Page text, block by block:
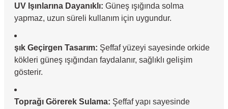
UV Işınlarına Dayanıklı: Güneş ışığında solma
yapmaz, uzun süreli kullanım için uygundur.
şık Geçirgen Tasarım: Şeffaf yüzeyi sayesinde orkide
kökleri güneş ışığından faydalanır, sağlıklı gelişim
gösterir.
Toprağı Görerek Sulama: Şeffaf yapı sayesinde